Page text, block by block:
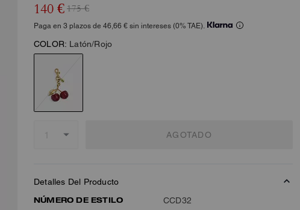
140 € 175 €
Paga en 3 plazos de 46,66 € sin intereses (0% TAE).
COLOR: Latón/Rojo
AGOTADO
Detalles Del Producto
NÚMERO DE ESTILO
CCD32